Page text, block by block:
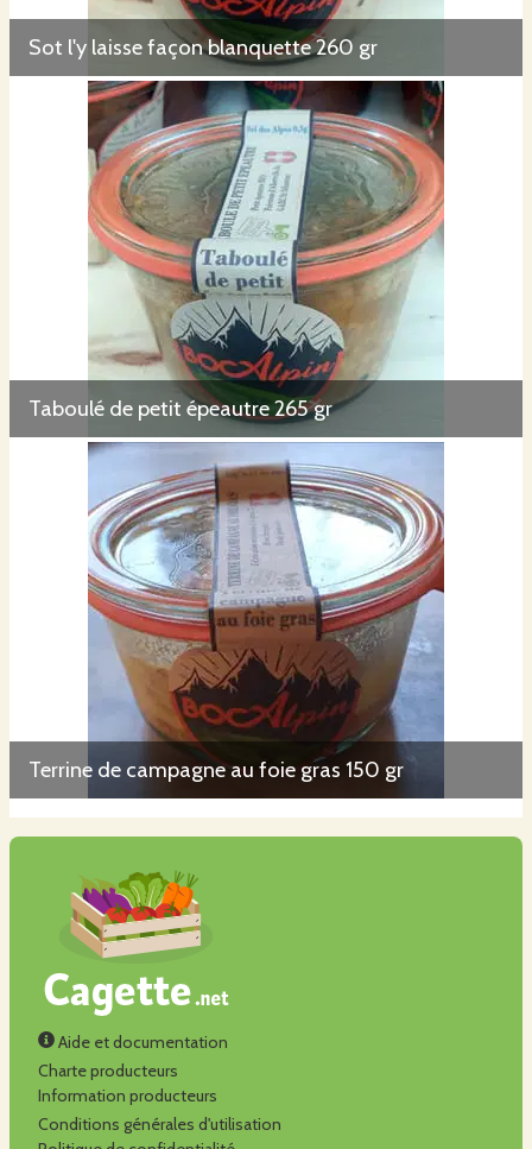
Sot l'y laisse façon blanquette 260 gr
Taboulé de petit épeautre 265 gr
Terrine de campagne au foie gras 150 gr
Aide et documentation
Charte producteurs
Information producteurs
Conditions générales d'utilisation